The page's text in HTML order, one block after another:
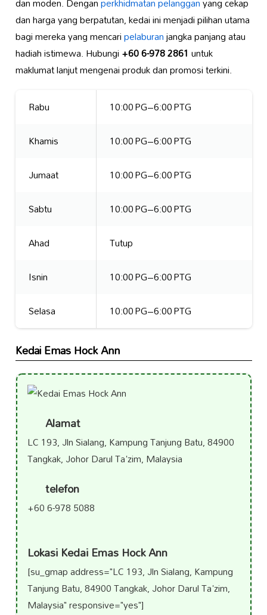
dan harga yang berpatutan, kedai ini menjadi pilihan utama
bagi mereka yang mencaripelaburanjangka panjang atau
hadiah istimewa. Hubungi+60 6-978 2861 untuk
maklumat lanjut mengenai produk dan promosi terkini.
Rabu
10:00 PG–6:00 PTG
Khamis
10:00 PG–6:00 PTG
Jumaat
10:00 PG–6:00 PTG
Sabtu
10:00 PG–6:00 PTG
Ahad
Tutup
Isnin
10:00 PG–6:00 PTG
Selasa
10:00 PG–6:00 PTG
Kedai Emas Hock Ann
Alamat
LC 193, Jln Sialang, Kampung Tanjung Batu, 84900
Tangkak, Johor Darul Ta'zim, Malaysia
telefon
+60 6-978 5088
Lokasi Kedai Emas Hock Ann
[su_gmap address="LC 193, Jln Sialang, Kampung
Tanjung Batu, 84900 Tangkak, Johor Darul Ta'zim,
Malaysia" responsive="yes"]